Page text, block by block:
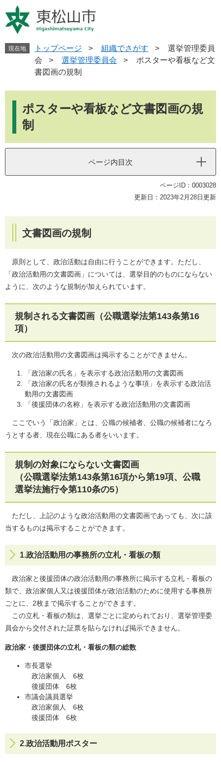
ー
ジ
ニ
ュ
現在地 トップページ > 組織でさがす >
選挙管理委員
会
> 選挙管理委員会 >
ポスターや看板など文
書図画の規制
ポスターや看板など文書図画の規
制
ページ内目次
ページID：0003028
更新日：2023年2月28日更新
文書図画の規制
原則として、政治活動は自由に行うことができます。ただし、
「政治活動用の文書図画」については、選挙目的のものにならない
ように、次のような規制が加えられています。
規制される文書図画（公職選挙法第143条第16
項）
次の政治活動用の文書図画は掲示することができません。
「政治家の氏名」を表示する政治活動用の文書図画
「政治家の氏名が類推されるような事項」を表示する政治活
動用の文書図画
「後援団体の名称」を表示する政治活動用の文書図画
ここでいう「政治家」とは、公職の候補者、公職の候補者になろ
うとする者、現在公職にある者をいいます。
規制の対象にならない文書図画
（公職選挙法第143条第16項から第19項、公職
選挙法施行令第110条の5）
ただし、上記のような政治活動用の文書図画であっても、次に該
当するものは掲示することができます。
1.政治活動用の事務所の立札・看板の類
政治家と後援団体の政治活動用の事務所に掲示する立札・看板の
類で、政治家個人又は後援団体が政治活動のために使用する事務所
ごとに、2枚まで掲示することができます。
この立札・看板の類は、選挙ごとに定められており、選挙管理委
員会から交付された証票を貼らなければ掲示できません。
政治家・後援団体の立札・看板の類の総数
市長選挙
政治家個人 6枚
後援団体 6枚
市議会議員選挙
政治家個人 6枚
後援団体 6枚
2.政治活動用ポスター